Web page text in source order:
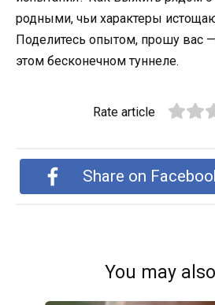
родными, чьи характеры
Поделитесь опытом, прошу вас
этом бесконечном туннеле.
Rate article
Share on
You may